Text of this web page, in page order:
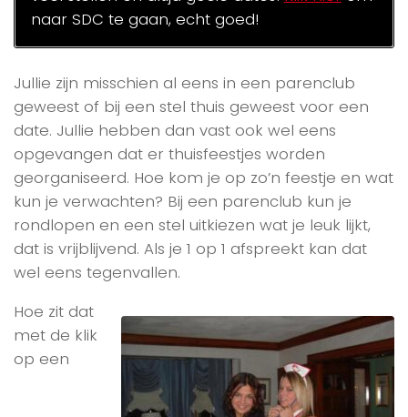
naar SDC te gaan, echt goed!
Jullie zijn misschien al eens in een parenclub
geweest of bij een stel thuis geweest voor een
date. Jullie hebben dan vast ook wel eens
opgevangen dat er thuisfeestjes worden
georganiseerd. Hoe kom je op zo’n feestje en wat
kun je verwachten? Bij een parenclub kun je
rondlopen en een stel uitkiezen wat je leuk lijkt,
dat is vrijblijvend. Als je 1 op 1 afspreekt kan dat
wel eens tegenvallen.
Hoe zit dat
met de klik
op een